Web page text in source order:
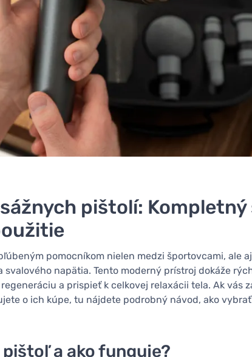
pištolí:
pomocníkom nielen medzi športovcami, ale
svalového napätia. Tento moderný prístroj dokáže
a prispieť k celkovej relaxácii tela. Ak vás
o ich kúpe, tu nájdete podrobný návod, ako
pištoľ a ako funguje?